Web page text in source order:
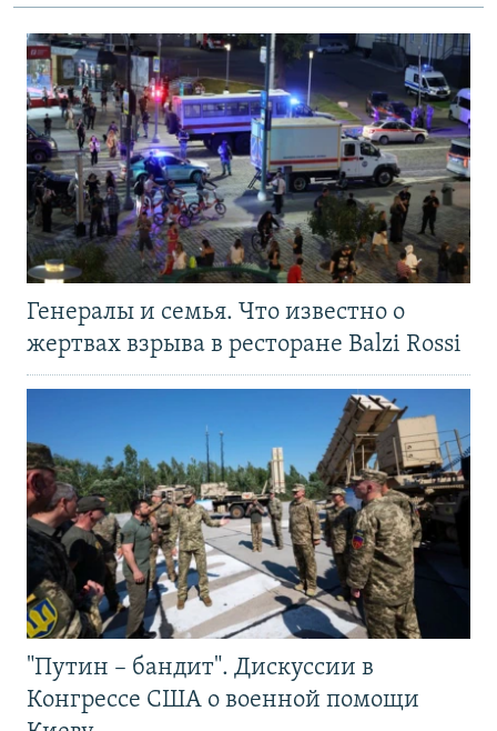
Генералы и семья. Что известно о
жертвах взрыва в ресторане Balzi Rossi
"Путин – бандит". Дискуссии в
Конгрессе США о военной помощи